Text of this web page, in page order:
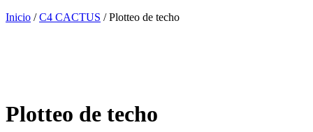
Inicio /C4 CACTUS / Plotteo de techo
Plotteo de techo